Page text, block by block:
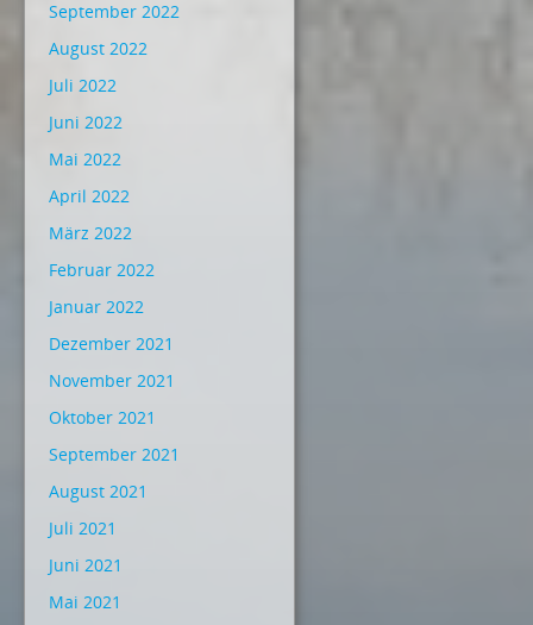
September 2022
August 2022
Juli 2022
Juni 2022
Mai 2022
April 2022
März 2022
Februar 2022
Januar 2022
Dezember 2021
November 2021
Oktober 2021
September 2021
August 2021
Juli 2021
Juni 2021
Mai 2021